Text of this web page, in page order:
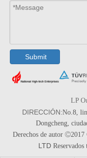
Submit
LP
DIRECCIÓN:No.8,
Dongcheng,
Derechos de autor 2017
LTD Reservados